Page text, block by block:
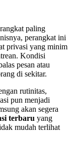
paling
perangkat ini
privasi yang minim
Kondisi
pesan atau
di sekitar.
rutinitas,
pun menjadi
akan segera
terbaru yang
mudah terlihat